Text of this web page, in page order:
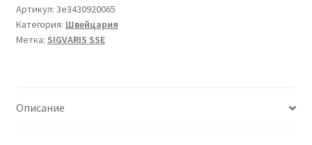
A-
G
KKL1
QNHR
Артикул: 3e3430920065
Категория: Швейцария
Метка: SIGVARIS SSE
Описание